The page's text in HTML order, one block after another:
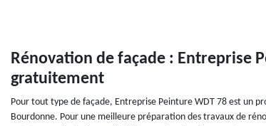
Rénovation de façade : Entreprise
gratuitement
Pour tout type de façade, Entreprise Peinture WDT 78 est un
Bourdonne. Pour une meilleure préparation des travaux de